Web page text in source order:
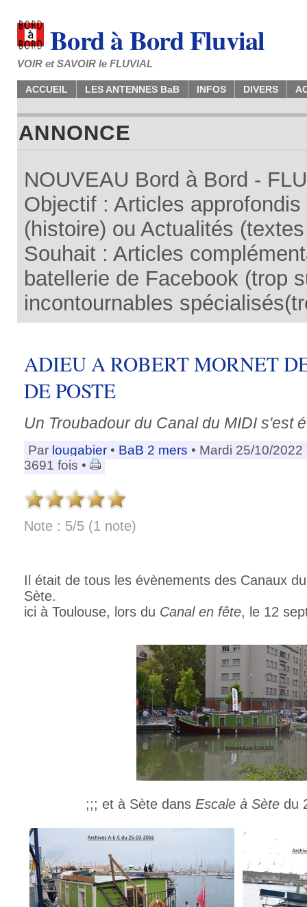
Bord à Bord Fluvial
VOIR et SAVOIR le FLUVIAL
ACCUEIL LES ANTENNES BaB INFOS DIVERS
ANNONCE
NOUVEAU Bord à Bord -
Objectif : Articles
(histoire) ou Actualités
Souhait : Articles
batellerie de Facebook (trop
incontournables
ADIEU A ROBERT MORNET
DE POSTE
Un Troubadour du Canal du MIDI s'est
Par lougabier • BaB 2 mers • Mardi 25/10/2022
3691 fois •
Note : 5/5 (1 note)
Il était de tous les évènements des Canaux
Sète.
ici à Toulouse, lors du Canal en fête, le 12
;;; et à Sète dans Escale à Sète du